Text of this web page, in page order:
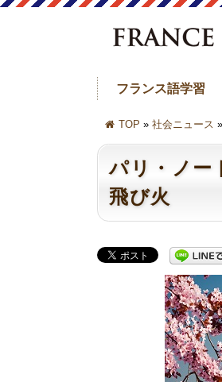
フランス語学習
TOP » 社会ニュース »
パリ・ノー
飛び火